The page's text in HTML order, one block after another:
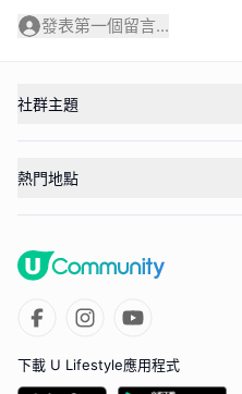
發表第一個留言...
社群主題
熱門地點
下載 U Lifestyle應用程式